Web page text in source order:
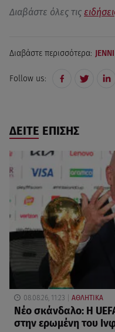
Διαβάστε όλες τις
Διαβάστε περισσότερα:
Follow us:
ΔΕΙΤΕ ΕΠΙΣΗΣ
08.08.26, 11:23 ΑΘΛΗΤΙΚΑ
Νέο σκάνδαλο: Η
στην ερωμένη του